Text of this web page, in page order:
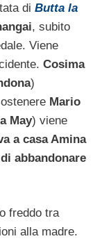
di Butta la
, subito
Viene
Cosima
)
Mario
May) viene
a casa Amina
abbandonare
freddo tra
alla madre.